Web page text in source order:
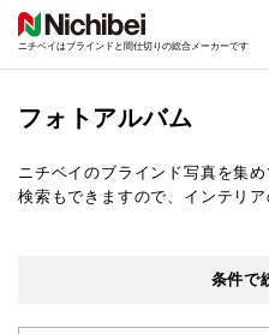
ニチベイはブラインドと間仕切りの総合メーカーです
フォトアルバム
ニチベイのブラインド写真を集め
検索もできますので、インテリア
条件で